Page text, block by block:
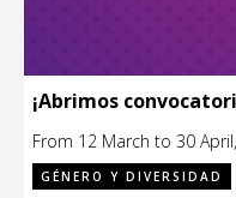
¡Abrimos
From 12 March to 30
GÉNERO Y DIVERSIDAD